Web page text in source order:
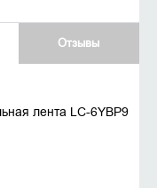
Отзывы
лента LC-6YBP9